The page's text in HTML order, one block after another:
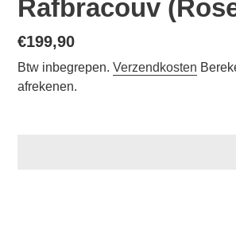
Rafbracouv
Normale
prijs
€199,90
Btw inbegrepen. Verzendkosten
afrekenen.